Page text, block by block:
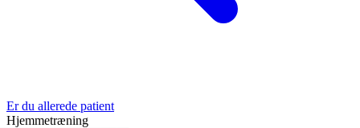
Er du allerede patient
Hjemmetræning